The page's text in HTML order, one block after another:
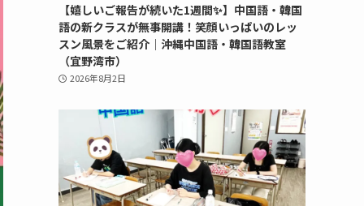
【嬉しいご報告が続いた1週間✨】中国語・韓国
語の新クラスが無事開講！笑顔いっぱいのレッ
スン風景をご紹介｜沖縄中国語・韓国語教室
（宜野湾市）
2026年8月2日